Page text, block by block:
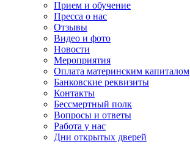
Прием и обучение
Пресса о нас
Отзывы
Видео и фото
Новости
Мероприятия
Оплата материнским капиталом
Банковские реквизиты
Контакты
Бессмертный полк
Вопросы и ответы
Работа у нас
Дни открытых дверей